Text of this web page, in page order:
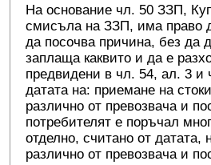
На основание чл. 50 ЗЗП,
смисъла на ЗЗП, има право
да посочва причина, без да
заплаща каквито и да е
предвидени в чл. 54, ал. 3 и
датата на: приемане на
различно от превозвача и
потребителят е поръчал
отделно, считано от датата,
различно от превозвача и